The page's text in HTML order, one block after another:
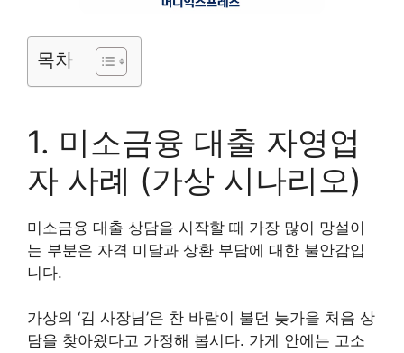
목차
1. 미소금융 대출 자영업
자 사례 (가상 시나리오)
미소금융 대출 상담을 시작할 때 가장 많이 망설이
는 부분은 자격 미달과 상환 부담에 대한 불안감입
니다.
가상의 ‘김 사장님’은 찬 바람이 불던 늦가을 처음 상
담을 찾아왔다고 가정해 봅시다. 가게 안에는 고소